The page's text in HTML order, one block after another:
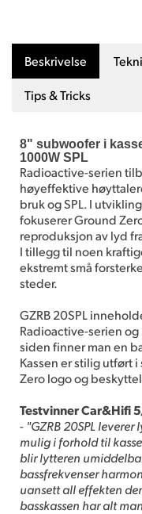
Beskrivelse
Tips & Tricks
8" subwoofer i
1000W SPL
Radioactive-serien
høyeffektive
bruk og SPL. I
fokuserer Ground
reproduksjon av lyd
I tillegg til noen
ekstremt små
steder.
GZRB 20SPL
Radioactive-serien og
siden finner man en
Kassen er stilig utført
Zero logo og
Testvinner Car&Hifi
- "GZRB 20SPL
mulig i forhold til
blir lytteren
bassfrekvenser
uansett all effekten
basskassen har alt